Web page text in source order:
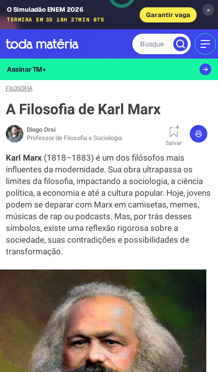
O Simuladão ENEM 2026
TERMINA EM 3D 18H 27MIN 06S
Garantir vaga
×
Busque
Assinar TM+
FILOSOFIA
A Filosofia de Karl Marx
Diogo Orsi
Professor de Filosofia e Sociologia
Salvar
Karl Marx (1818–1883) é um dos filósofos mais
influentes da modernidade. Sua obra ultrapassa os
limites da filosofia, impactando a sociologia, a ciência
política, a economia e até a cultura popular. Hoje, jovens
podem se deparar com Marx em camisetas, memes,
músicas de rap ou podcasts. Mas, por trás desses
símbolos, existe uma reflexão rigorosa sobre a
sociedade, suas contradições e possibilidades de
transformação.